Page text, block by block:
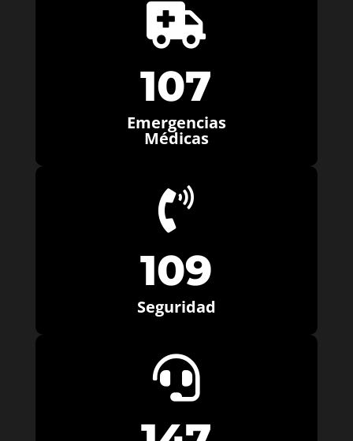

107
Emergencias
Médicas

109
Seguridad
